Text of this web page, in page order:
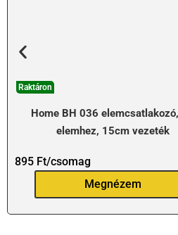
Raktáron
Home BH 036
elemhez, 15cm vezeték
895 Ft/csomag
Megnézem